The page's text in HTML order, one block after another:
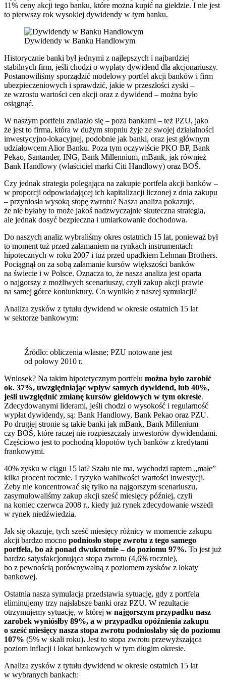
11% ceny akcji tego banku, które można kupić na giełdzie. I nie jest
to pierwszy rok wysokiej dywidendy w tym banku.
Dywidendy w Banku Handlowym
Historycznie banki był jednymi z najlepszych i najbardziej
stabilnych firm, jeśli chodzi o wypłaty dywidend dla akcjonariuszy.
Postanowiliśmy sporządzić modelowy portfel akcji banków i firm
ubezpieczeniowych i sprawdzić, jakie w przeszłości zyski –
ze wzrostu wartości cen akcji oraz z dywidend – można było
osiągnąć.
W naszym portfelu znalazło się – poza bankami – też PZU, jako
że jest to firma, która w dużym stopniu żyje ze swojej działalności
inwestycyjno-lokacyjnej, podobnie jak banki, oraz jest głównym
udziałowcem Alior Banku. Poza tym oczywiście PKO BP, Bank
Pekao, Santander, ING, Bank Millennium, mBank, jak również
Bank Handlowy (właściciel marki Citi Handlowy) oraz BOŚ.
Czy jednak strategia polegająca na zakupie portfela akcji banków –
w proporcji odpowiadającej ich kapitalizacji liczonej z dnia zakupu
– przyniosła wysoką stopę zwrotu? Nasza analiza pokazuje,
że nie byłaby to może jakoś nadzwyczajnie skuteczna strategia,
ale jednak dosyć bezpieczna i umiarkowanie dochodowa.
Do naszych analiz wybraliśmy okres ostatnich 15 lat, ponieważ był
to moment tuż przed załamaniem na rynkach instrumentach
hipotecznych w roku 2007 i tuż przed upadkiem Lehman Brothers.
Pociągnął on za sobą załamanie kursów większości banków
na świecie i w Polsce. Oznacza to, że nasza analiza jest oparta
o najgorszy z możliwych scenariuszy, czyli zakup akcji prawie
na samej górce koniunktury. Co wynikło z naszej symulacji?
Analiza zysków z tytułu dywidend w okresie ostatnich 15 lat
w sektorze bankowym:
Źródło: obliczenia własne; PZU notowane jest
od połowy 2010 r.
Wniosek? Na takim hipotetycznym portfelu można było zarobić
ok. 37%, uwzględniając wpływ samych dywidend, lub 40%,
jeśli uwzględnić zmianę kursów giełdowych w tym okresie.
Zdecydowanymi liderami, jeśli chodzi o wysokość i regularność
wypłat dywidendy, są: Bank Handlowy, Bank Pekao oraz PZU.
Po drugiej stronie są takie banki jak mBank, Bank Millenium
czy BOŚ, które raczej nie rozpieszczały inwestorów dywidendami.
Częściowo jest to pochodną kłopotów tych banków z kredytami
frankowymi.
40% zysku w ciągu 15 lat? Szału nie ma, wychodzi raptem „małe”
kilka procent rocznie. I ryzyko wahliwości wartości inwestycji.
Żeby nie koncentrować się tylko na najgorszym scenariuszu,
zasymulowaliśmy zakup akcji sześć miesięcy później, czyli
na koniec czerwca 2008 r., kiedy już rynek zdecydowanie wszedł
w rynek niedźwiedzia.
Jak się okazuje, tych sześć miesięcy różnicy w momencie zakupu
akcji bardzo mocno podniosło stopę zwrotu z tego samego
portfela, bo aż ponad dwukrotnie – do poziomu 97%. To jest już
bardzo satysfakcjonująca stopa zwrotu (4,6% rocznie),
bo z pewnością porównywalną z poziomem zysków z lokaty
bankowej.
Ostatnia nasza symulacja przedstawia sytuację, gdy z portfela
eliminujemy trzy najsłabsze banki oraz PZU. W rezultacie
otrzymujemy sytuację, w której w najgorszym przypadku nasz
zarobek wyniósłby 89%, a w przypadku opóźnienia zakupu
o sześć miesięcy nasza stopa zwrotu podniosłaby się do poziomu
107% (5% w skali roku). Jest to stopa zwrotu przewyższająca
poziom inflacji i lokat bankowych w tym długim okresie.
Analiza zysków z tytułu dywidend w okresie ostatnich 15 lat
w wybranych bankach: